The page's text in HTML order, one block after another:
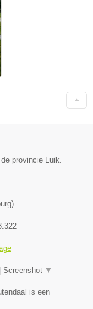
provincie Luik.
)
| Screenshot ▼
is een